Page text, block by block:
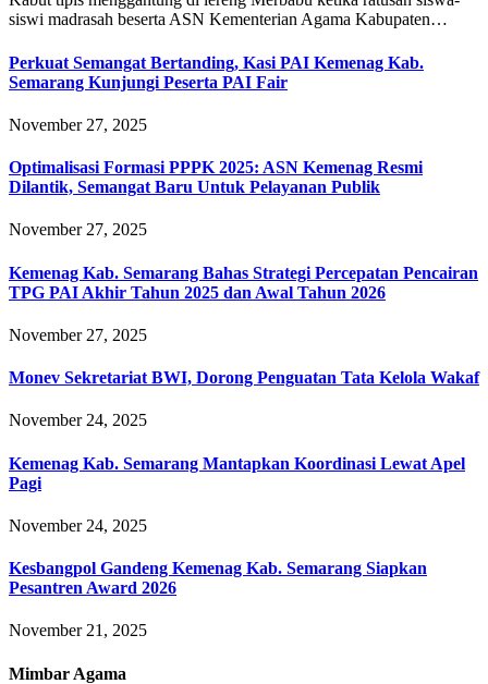
siswi madrasah beserta ASN Kementerian Agama Kabupaten…
Perkuat Semangat Bertanding, Kasi PAI Kemenag Kab.
Semarang Kunjungi Peserta PAI Fair
November 27, 2025
Optimalisasi Formasi PPPK 2025: ASN Kemenag Resmi
Dilantik, Semangat Baru Untuk Pelayanan Publik
November 27, 2025
Kemenag Kab. Semarang Bahas Strategi Percepatan Pencairan
TPG PAI Akhir Tahun 2025 dan Awal Tahun 2026
November 27, 2025
Monev Sekretariat BWI, Dorong Penguatan Tata Kelola Wakaf
November 24, 2025
Kemenag Kab. Semarang Mantapkan Koordinasi Lewat Apel
Pagi
November 24, 2025
Kesbangpol Gandeng Kemenag Kab. Semarang Siapkan
Pesantren Award 2026
November 21, 2025
Mimbar Agama